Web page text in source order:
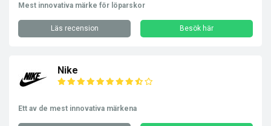
Mest innovativa märke för löparskor
Läs recension Besök här
Nike
Ett av de mest innovativa märkena